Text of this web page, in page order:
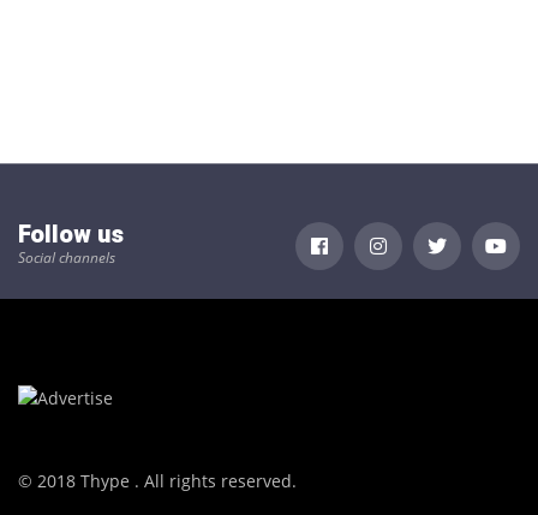
Follow us
Social channels
© 2018 Thype . All rights reserved.